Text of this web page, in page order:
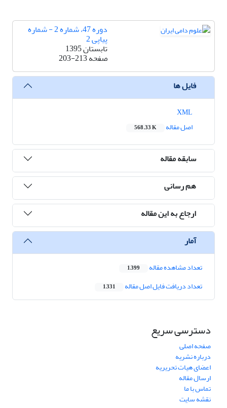
دوره 47، شماره 2 - شماره
پیاپی 2
تابستان 1395
صفحه203-213
فایل ها
اصل مقاله
568.33 K
سابقه مقاله
هم رسانی
ارجاع به این مقاله
آمار
تعداد مشاهده مقاله 1,399
تعداد دریافت فایل اصل مقاله 1,331
دسترسی سریع
صفحه اصلی
درباره نشریه
اعضای هیات تحریریه
ارسال مقاله
تماس با ما
نقشه سایت